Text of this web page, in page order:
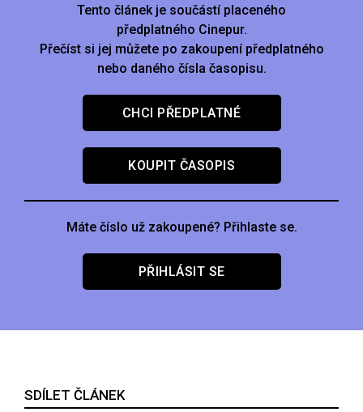
Tento článek je součástí placeného
předplatného Cinepur.
Přečíst si jej můžete po zakoupení předplatného
nebo daného čísla časopisu.
CHCI PŘEDPLATNÉ
KOUPIT ČASOPIS
Máte číslo už zakoupené? Přihlaste se.
PŘIHLÁSIT SE
SDÍLET ČLÁNEK